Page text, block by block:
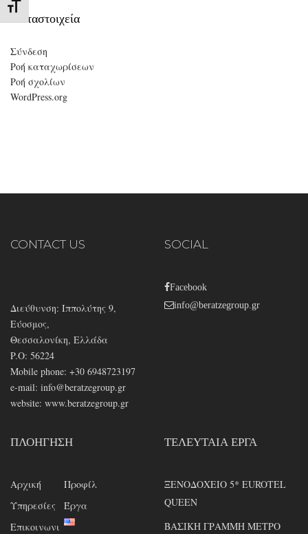
Εναλλαγή Μεγέθους Γραμμάτων
Μεταστοιχεία
Σύνδεση
Ροή καταχωρίσεων
Ροή σχολίων
WordPress.org
CONTACT US
Διεύθυνση: Ιππολύτης 9,
Εύοσμος,
Θεσσαλονίκη, Ελλάδα
P.O: 56224
Mobile phone: +30 6948723197
e-mail: info@beratzegroup.gr
website: www.beratzegroup.gr
SOCIAL
Facebook
info@beratzegroup.gr
ΠΛΟΉΓΗΣΗ
Αρχική
Προφίλ
Υπηρεσίες
Έργα
Επικοινωνι
ΤΕΛΕΥΤΑΊΑ ΈΡΓΑ
ΞΕΝΟΔΟΧΕΙΟ 5* EUROTEL
QUEEN
ΒΑΣΙΚΗ ΓΡΑΜΜΗ ΜΕΤΡΟ